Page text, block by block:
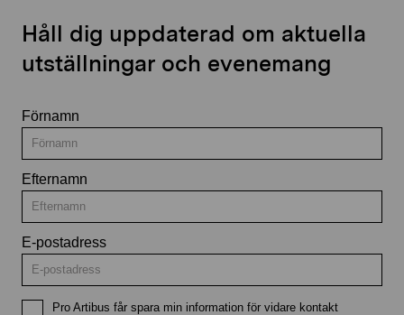
Håll dig uppdaterad om aktuella
utställningar och evenemang
Förnamn
Efternamn
E-postadress
Pro Artibus får spara min information för vidare kontakt